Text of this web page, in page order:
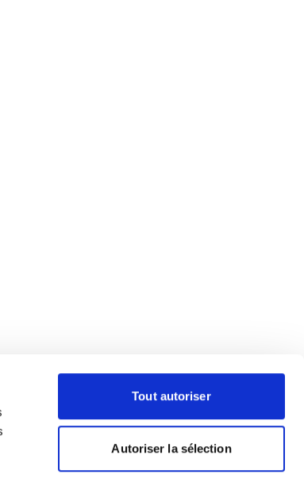
Tout autoriser
Autoriser la sélection